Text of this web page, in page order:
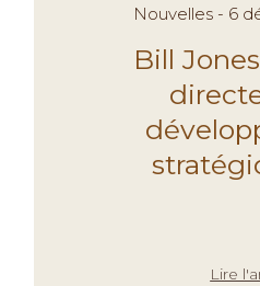
Nouvelles - 6
Bill
Lire